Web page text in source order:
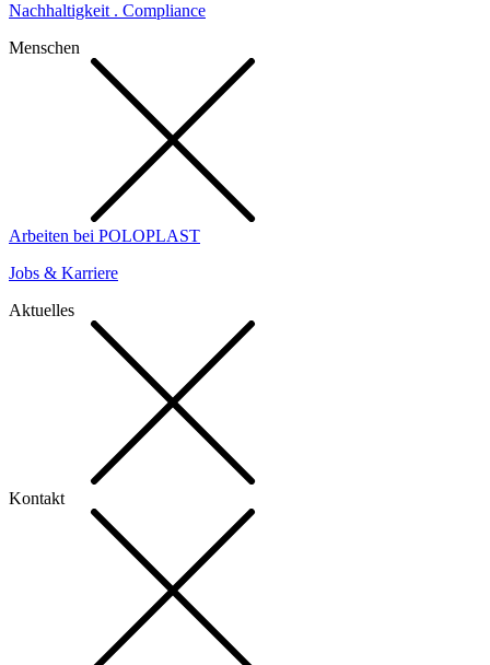
Nachhaltigkeit . Compliance
Menschen
Arbeiten bei POLOPLAST
Jobs & Karriere
Aktuelles
Kontakt